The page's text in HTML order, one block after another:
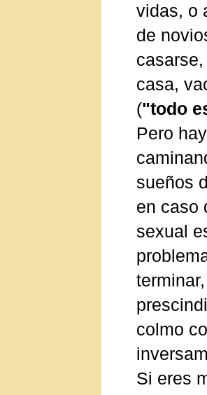
vidas, o
de
casa,
("todo
Pero
sueños
en caso
sexual
colmo
Si eres